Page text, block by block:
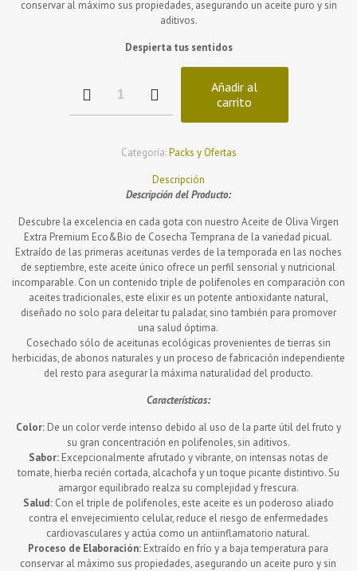
conservar al máximo sus propiedades, asegurando un aceite puro y sin
aditivos.
Despierta tus sentidos
6
Últimas
Unidades
cantidad
Añadir al
carrito
Categoría:Packs y Ofertas
Descripción
Descripción del Producto:
Descubre la excelencia en cada gota con nuestro Aceite de Oliva Virgen
Extra Premium Eco&Bio de Cosecha Temprana de la variedad picual.
Extraído de las primeras aceitunas verdes de la temporada en las noches
de septiembre, este aceite único ofrece un perfil sensorial y nutricional
incomparable. Con un contenido triple de polifenoles en comparación con
aceites tradicionales, este elixir es un potente antioxidante natural,
diseñado no solo para deleitar tu paladar, sino también para promover
una salud óptima.
Cosechado sólo de aceitunas ecológicas provenientes de tierras sin
herbicidas, de abonos naturales y un proceso de fabricación independiente
del resto para asegurar la máxima naturalidad del producto.
Características:
Color:De un color verde intenso debido al uso de la parte útil del fruto y
su gran concentración en polifenoles, sin aditivos.
Sabor:Excepcionalmente afrutado y vibrante, on intensas notas de
tomate, hierba recién cortada, alcachofa y un toque picante distintivo. Su
amargor equilibrado realza su complejidad y frescura.
Salud:Con el triple de polifenoles, este aceite es un poderoso aliado
contra el envejecimiento celular, reduce el riesgo de enfermedades
cardiovasculares y actúa como un antiinflamatorio natural.
Proceso de Elaboración: Extraído en frío y a baja temperatura para
conservar al máximo sus propiedades, asegurando un aceite puro y sin